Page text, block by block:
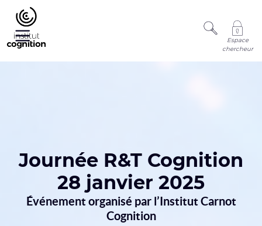
Espace
chercheur
Journée R&T Cognition
28 janvier 2025
Événement organisé par l’Institut Carnot
Cognition